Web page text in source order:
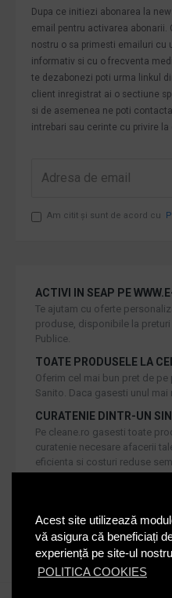
Acest site utilizează
vă asigura că beneficiați
experiență pe site-ul nostru
POLITICA COOKIES
Dupa ce initiezi abonarea la
email pentru activarea abonarii.
nostru o sa primesti emailuri cu
informativ si cu o frecventa
te dezabonezi poti urma linkul
client inregistrat ai o sectiune
si de asemenea ne poti
intrebari sau cerinte cu privire la
Am citit şi sunt de acord cu
ACTIVI IN SEAP PE
Te ajutam cu oferte
produse, disponibile la
Publice.
TOATE PRODUSELE LA
Oferim cel mai bun pret de
Sanito. Daca gasesti unul mai
CURATENIE DINTR-UN
Pe cleane.ro gasesti toate
curatenie necesare afacerii
eficienta si costuri reduse
Iti oferim produse de cea
inlocuirea sau returnarea lor,
de la achizitie catre